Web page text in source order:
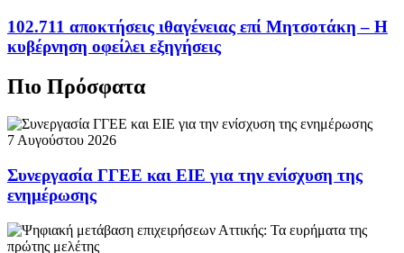
102.711 αποκτήσεις ιθαγένειας επί Μητσοτάκη – Η
κυβέρνηση οφείλει εξηγήσεις
Πιο Πρόσφατα
7 Αυγούστου 2026
Συνεργασία ΓΓΕΕ και ΕΙΕ για την ενίσχυση της
ενημέρωσης